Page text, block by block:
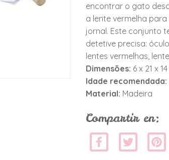
encontrar o gato
a lente vermelha
jornal. Este conjunto
detetive precisa:
lentes vermelhas,
Dimensões: 6 x 21 x
Idade recomendada:
Material: Madeira
Compartir en: